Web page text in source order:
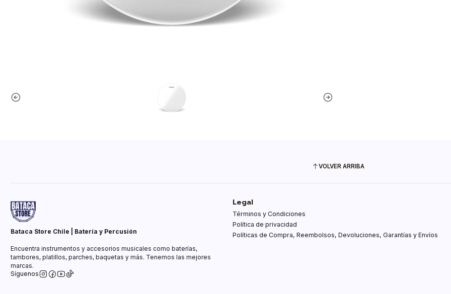
VOLVER ARRIBA
Bataca Store Chile | Batería y Percusión
Encuentra instrumentos y accesorios musicales como baterías,
tambores, platillos, parches, baquetas y más. Tenemos las mejores
marcas.
Síguenos
Legal
Términos y Condiciones
Política de privacidad
Políticas de Compra, Reembolsos, Devoluciones, Garantías y Envíos